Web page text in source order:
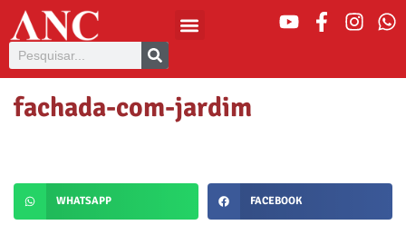
fachada-com-jardim
WHATSAPP FACEBOOK